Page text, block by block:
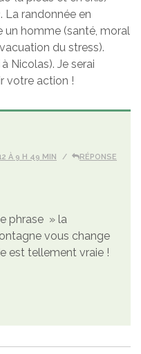
La randonnée en
homme (santé, moral
du stress).
Nicolas). Je serai
votre action !
À 9 H 49 MIN RÉPONSE
phrase » la
vous change
est tellement vraie !